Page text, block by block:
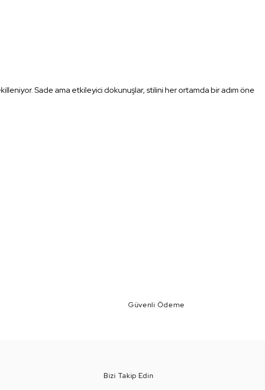
Sade ama etkileyici dokunuşlar, stilini her ortamda bir adım öne
Güvenli Ödeme
Bizi Takip Edin